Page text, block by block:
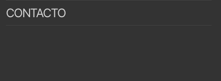
CONTACTO